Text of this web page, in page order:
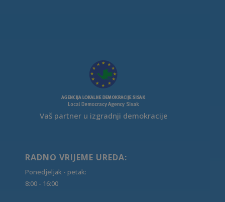
Vaš partner u izgradnji demokracije
RADNO VRIJEME UREDA:
Ponedjeljak - petak:
8:00 - 16:00